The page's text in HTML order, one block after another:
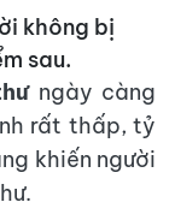
không bị
sau.
ngày càng
rất thấp, tỷ
khiến người